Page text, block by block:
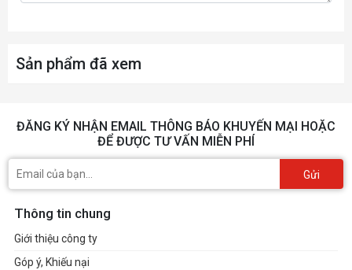
Sản phẩm đã xem
ĐĂNG KÝ NHẬN EMAIL THÔNG BÁO KHUYẾN MẠI HOẶC
ĐỂ ĐƯỢC TƯ VẤN MIỄN PHÍ
Gửi
Thông tin chung
Giới thiệu công ty
Góp ý, Khiếu nại